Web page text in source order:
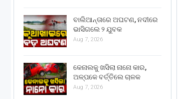
ବାଲିଆନ୍ତାରେ ଅଘଟଣ, ନଦୀରେ
ଭାସିଗଲେ ୨ ଯୁବକ
Aug 7, 2026
କେନାଲକୁ ଖସିଲା ନାନୋ କାର,
ଅଳ୍ପକେ ବର୍ତ୍ତିଲେ ଚାଳକ
Aug 7, 2026